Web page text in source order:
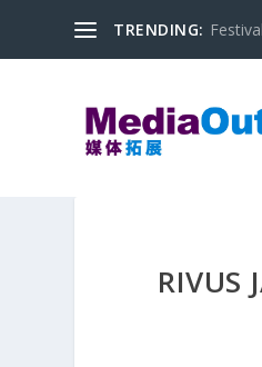
TRENDING:
RIVUS